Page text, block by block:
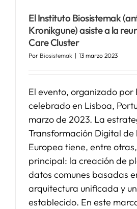
SERVICIOS
APOYO I+D+I
NOTICIAS
El Instituto Biosistemak
Kronikgune) asiste a la
Care Cluster
Por Biosistemak | 13 marzo 2023
El evento, organizado por
celebrado en Lisboa,
marzo de 2023. La
Transformación Digital de
Europea tiene, entre
principal: la creación de
datos comunes basadas
arquitectura unificada y
establecido. En este